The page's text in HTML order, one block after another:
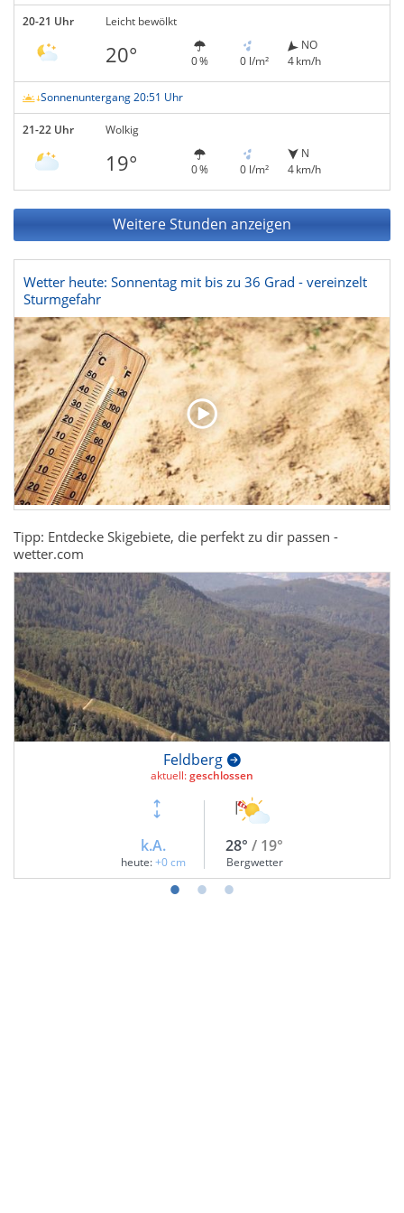
20-21 Uhr Leicht bewölkt
20° 0 % 0 l/m²
NO
4 km/h
Sonnenuntergang 20:51 Uhr
21-22 Uhr Wolkig
19° 0 % 0 l/m²
N
4 km/h
Weitere Stunden anzeigen
Wetter heute: Sonnentag mit bis zu 36 Grad - vereinzelt
Sturmgefahr
Tipp: Entdecke Skigebiete, die perfekt zu dir passen -
wetter.com
Feldberg
aktuell:geschlossen
k.A.
heute:+0 cm
28° / 19°
Bergwetter